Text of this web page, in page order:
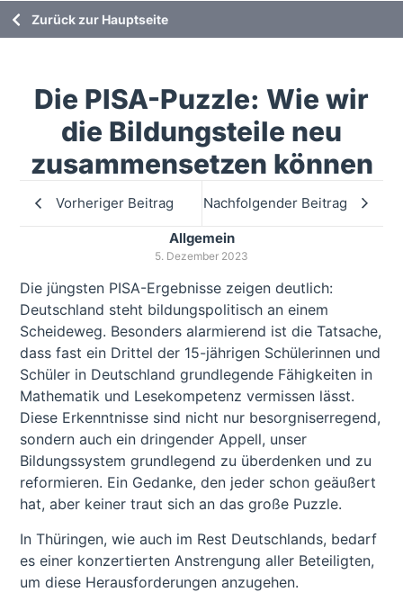
Zurück zur Hauptseite
Die PISA-Puzzle: Wie wir
die Bildungsteile neu
zusammensetzen können
Vorheriger Beitrag Nachfolgender Beitrag
Allgemein
5. Dezember 2023
Die jüngsten PISA-Ergebnisse zeigen deutlich:
Deutschland steht bildungspolitisch an einem
Scheideweg. Besonders alarmierend ist die Tatsache,
dass fast ein Drittel der 15-jährigen Schülerinnen und
Schüler in Deutschland grundlegende Fähigkeiten in
Mathematik und Lesekompetenz vermissen lässt.
Diese Erkenntnisse sind nicht nur besorgniserregend,
sondern auch ein dringender Appell, unser
Bildungssystem grundlegend zu überdenken und zu
reformieren. Ein Gedanke, den jeder schon geäußert
hat, aber keiner traut sich an das große Puzzle.
In Thüringen, wie auch im Rest Deutschlands, bedarf
es einer konzertierten Anstrengung aller Beteiligten,
um diese Herausforderungen anzugehen.